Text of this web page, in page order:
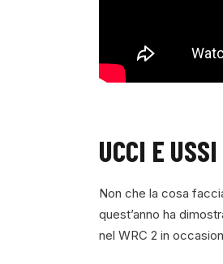
UCCI E
Non che la cosa
quest’anno ha
nel WRC 2 in